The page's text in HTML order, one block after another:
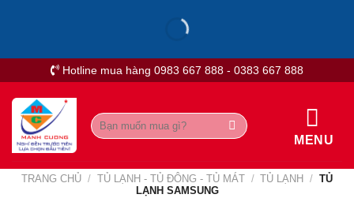
Hotline mua hàng 0983 667 888 - 0383 667 888
Tìm
kiếm:
MENU
TRANG CHỦ / TỦ LẠNH - TỦ ĐÔNG - TỦ MÁT / TỦ LẠNH / TỦ
LẠNH SAMSUNG